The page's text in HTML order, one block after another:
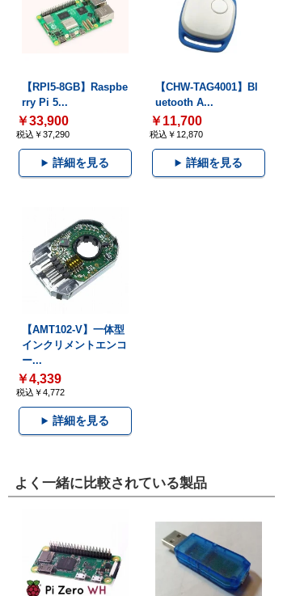
【RPI5-8GB】Raspbe
rry Pi 5...
￥33,900
税込￥37,290
詳細を見る
【CHW-TAG4001】Bl
uetooth A...
￥11,700
税込￥12,870
詳細を見る
【AMT102-V】一体型
インクリメントエンコ
ー...
￥4,339
税込￥4,772
詳細を見る
よく一緒に比較されている製品